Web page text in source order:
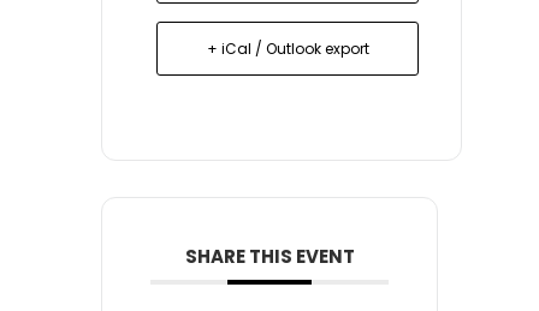
+ iCal / Outlook export
SHARE THIS EVENT